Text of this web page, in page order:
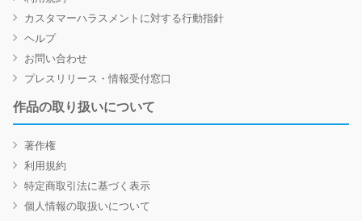
カスタマーハラスメントに対する行動指針
ヘルプ
お問い合わせ
プレスリリース・情報受付窓口
作品の取り扱いについて
著作権
利用規約
特定商取引法に基づく表示
個人情報の取扱いについて